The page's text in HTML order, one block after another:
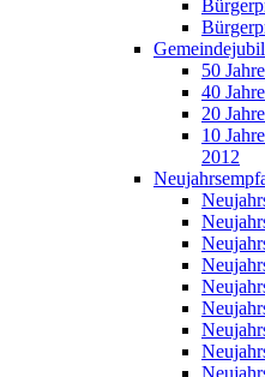
50
40
20
10
2012